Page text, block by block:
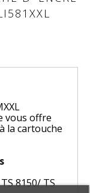
vous offre
la cartouche
8150/ TS